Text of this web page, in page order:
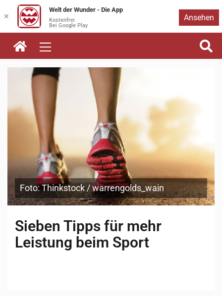
Zum
Inhalt
springen
Foto: Thinkstock / warrengolds_wain
Sieben Tipps für mehr
Leistung beim Sport
✕
Welt der Wunder - Die App
Kostenfrei
Bei Google Play
Ansehen